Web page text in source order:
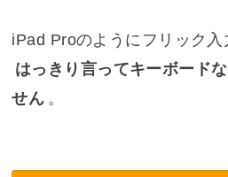
iPad Proのようにフリック
はっきり言ってキーボード
せん 。